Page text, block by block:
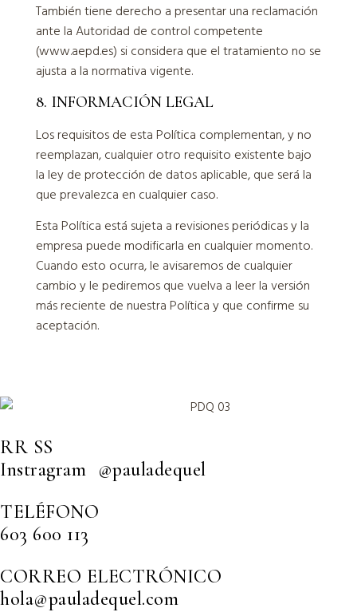
También tiene derecho a presentar una reclamación
ante la Autoridad de control competente
(www.aepd.es) si considera que el tratamiento no se
ajusta a la normativa vigente.
8. INFORMACIÓN LEGAL
Los requisitos de esta Política complementan, y no
reemplazan, cualquier otro requisito existente bajo
la ley de protección de datos aplicable, que será la
que prevalezca en cualquier caso.
Esta Política está sujeta a revisiones periódicas y la
empresa puede modificarla en cualquier momento.
Cuando esto ocurra, le avisaremos de cualquier
cambio y le pediremos que vuelva a leer la versión
más reciente de nuestra Política y que confirme su
aceptación.
RR SS
Instragram @pauladequel
TELÉFONO
603 600 113
CORREO ELECTRÓNICO
hola@pauladequel.com